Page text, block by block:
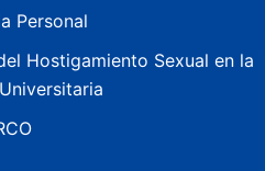
Personal
Hostigamiento Sexual en la